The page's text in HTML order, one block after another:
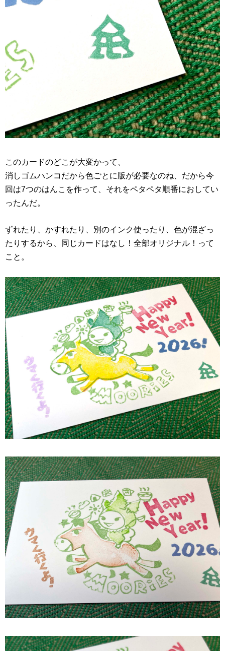
このカードのどこが大変かって、
消しゴムハンコだから色ごとに版が必要なのね、だから今
回は7つのはんこを作って、それをペタペタ順番におしてい
ったんだ。
ずれたり、かすれたり、別のインク使ったり、色が混ざっ
たりするから、同じカードはなし！全部オリジナル！って
こと。